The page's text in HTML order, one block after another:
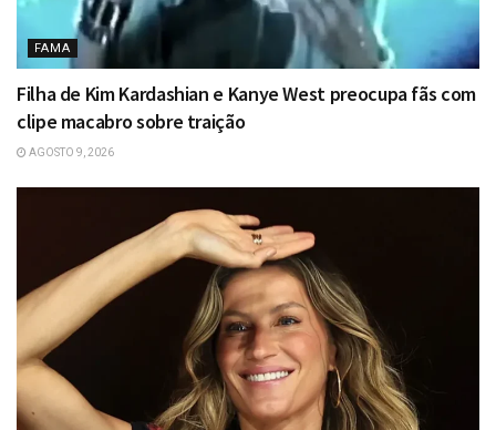
FAMA
Filha de Kim Kardashian e Kanye West preocupa fãs com
clipe macabro sobre traição
AGOSTO 9, 2026